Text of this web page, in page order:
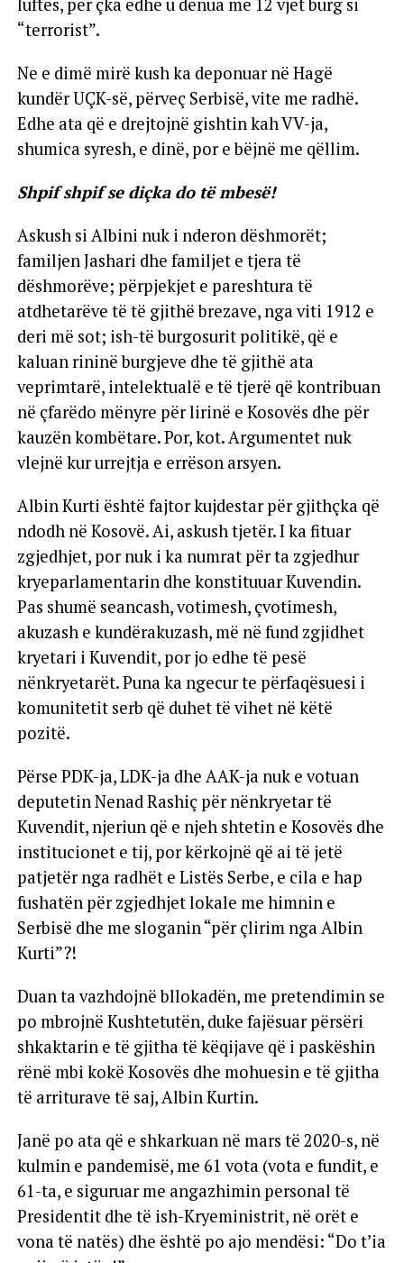
“terrorist”.
Ne e dimë mirë kush ka deponuar në Hagë
kundër UÇK-së, përveç Serbisë, vite me radhë.
Edhe ata që e drejtojnë gishtin kah VV-ja,
shumica syresh, e dinë, por e bëjnë me qëllim.
Shpif shpif se diçka do të mbesë!
Askush si Albini nuk i nderon dëshmorët;
familjen Jashari dhe familjet e tjera të
dëshmorëve; përpjekjet e pareshtura të
atdhetarëve të të gjithë brezave, nga viti 1912 e
deri më sot; ish-të burgosurit politikë, që e
kaluan rininë burgjeve dhe të gjithë ata
veprimtarë, intelektualë e të tjerë që kontribuan
në çfarëdo mënyre për lirinë e Kosovës dhe për
kauzën kombëtare. Por, kot. Argumentet nuk
vlejnë kur urrejtja e errëson arsyen.
Albin Kurti është fajtor kujdestar për gjithçka që
ndodh në Kosovë. Ai, askush tjetër. I ka fituar
zgjedhjet, por nuk i ka numrat për ta zgjedhur
kryeparlamentarin dhe konstituuar Kuvendin.
Pas shumë seancash, votimesh, çvotimesh,
akuzash e kundërakuzash, më në fund zgjidhet
kryetari i Kuvendit, por jo edhe të pesë
nënkryetarët. Puna ka ngecur te përfaqësuesi i
komunitetit serb që duhet të vihet në këtë
pozitë.
Përse PDK-ja, LDK-ja dhe AAK-ja nuk e votuan
deputetin Nenad Rashiç për nënkryetar të
Kuvendit, njeriun që e njeh shtetin e Kosovës dhe
institucionet e tij, por kërkojnë që ai të jetë
patjetër nga radhët e Listës Serbe, e cila e hap
fushatën për zgjedhjet lokale me himnin e
Serbisë dhe me sloganin “për çlirim nga Albin
Kurti”?!
Duan ta vazhdojnë bllokadën, me pretendimin se
po mbrojnë Kushtetutën, duke fajësuar përsëri
shkaktarin e të gjitha të këqijave që i paskëshin
rënë mbi kokë Kosovës dhe mohuesin e të gjitha
të arriturave të saj, Albin Kurtin.
Janë po ata që e shkarkuan në mars të 2020-s, në
kulmin e pandemisë, me 61 vota (vota e fundit, e
61-ta, e siguruar me angazhimin personal të
Presidentit dhe të ish-Kryeministrit, në orët e
vona të natës) dhe është po ajo mendësi: “Do t’ia